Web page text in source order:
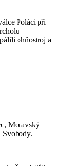
Poláci při
ohňostroj a
Moravský
Svobody.